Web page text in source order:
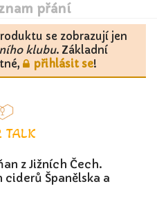
přání
se zobrazují jen
klubu. Základní
přihlásit se!
TALK
z Jižních Čech.
Španělska a